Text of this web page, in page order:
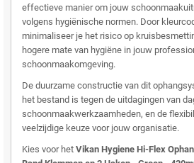
effectieve manier om jouw
volgens hygiënische normen. Door
minimaliseer je het risico op
hogere mate van hygiëne in jouw
schoonmaakomgeving.
De duurzame constructie van dit
het bestand is tegen de uitdagingen van
schoonmaakwerkzaamheden, en de
veelzijdige keuze voor jouw organisatie.
Kies voor het Vikan Hygiene Hi-Flex